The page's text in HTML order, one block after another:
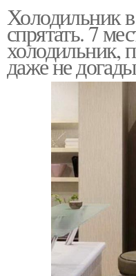
Холодильник
спрятать. 7
холодильник,
даже не